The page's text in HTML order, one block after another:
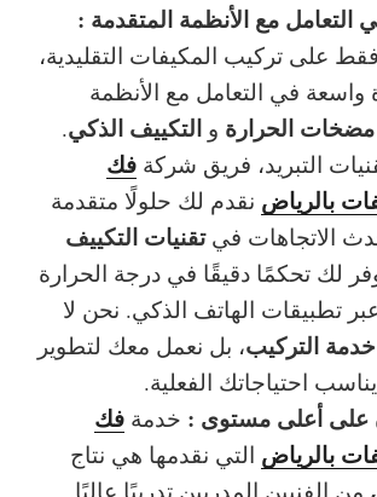
التعامل مع الأنظمة المتقدمة :
على تركيب المكيفات التقليدية،
واسعة في التعامل مع الأنظمة
مضخات الحرارة و التكييف الذكي.
التبريد، فريق شركة فك
بالرياض نقدم لك حلولًا متقدمة
الاتجاهات فيتقنيات التكييف
لك تحكمًا دقيقًا في درجة الحرارة
تطبيقات الهاتف الذكي. نحن لا
خدمة التركيب، بل نعمل معك لتطوير
يناسب احتياجاتك الفعلية.
على أعلى مستوى : خدمة فك
بالرياض التي نقدمها هي نتاج
من الفنيين المدربين تدريبًا عاليًا.